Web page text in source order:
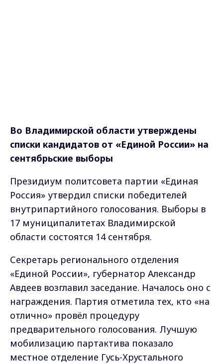
Во Владимирской области утверждены
списки кандидатов от «Единой России» на
сентябрьские выборы
Президиум политсовета партии «Единая
Россия» утвердил списки победителей
внутрипартийного голосования. Выборы в
17 муниципалитетах Владимирской
области состоятся 14 сентября.
Секретарь регионального отделения
«Единой России», губернатор Александр
Авдеев возглавил заседание. Началось оно с
награждения. Партия отметила тех, кто «на
отлично» провёл процедуру
предварительного голосования. Лучшую
мобилизацию партактива показало
местное отделение Гусь-Хрустального